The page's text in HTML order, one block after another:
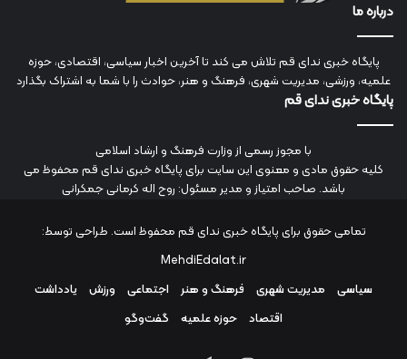
درباره ما
پایگاه خبری ندای قم تلاش می کند تا آخرین اخبار سیاسی، اقتصادی، حوزه
علمیه، ورزشی، مدیریت شهری، فرهنگ و هنر، حوادث را با شما به اشتراک بگذارد
پایگاه خبری ندای قم
با مجوز رسمی از وزارت فرهنگ و ارشاد اسلامی
کلیه حقوق مادی و معنوی این سایت برای پایگاه خبری ندای قم محفوظ می
باشد. صاحب امتیاز و مدیر مسئول: روح اله کرمانی جمکرانی
تمامی حقوق برای پایگاه خبری ندای قم محفوظ است. طراحی توسط:
MehdiEdalat.ir
سیاسی
مدیریت شهری فرهنگ و هنر اجتماعی ورزش
یادداشت
اقتصاد
حوزه علمیه گفت‌وگو